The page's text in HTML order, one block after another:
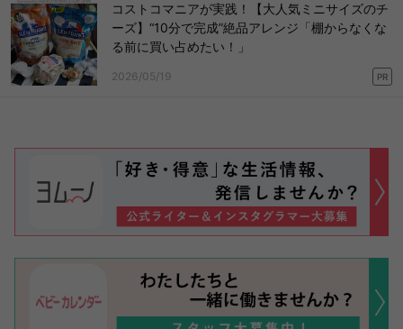
コストコマニアが実践！【大人気ミニサイズのチ
ーズ】“10分で完成”絶品アレンジ「棚からなくな
る前に買い占めたい！」
2026/05/19 PR